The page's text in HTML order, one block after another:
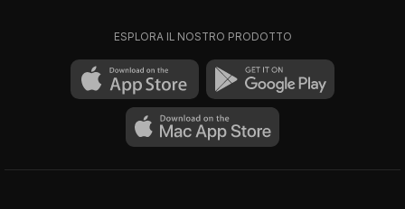
ESPLORA IL NOSTRO PRODOTTO